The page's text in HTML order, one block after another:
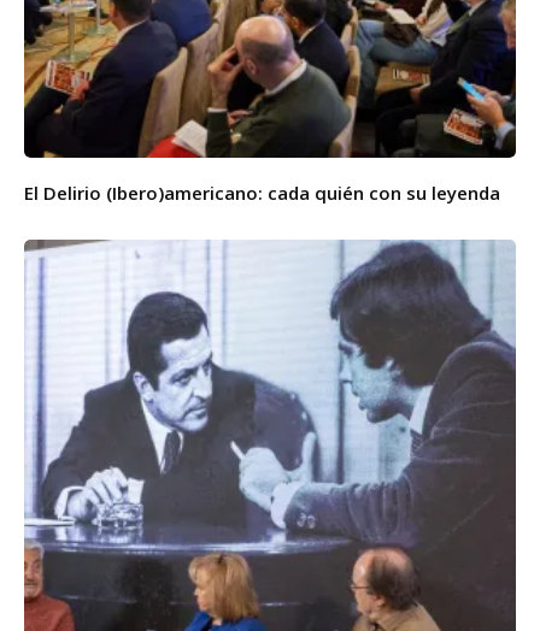
El Delirio (Ibero)americano: cada quién con su leyenda